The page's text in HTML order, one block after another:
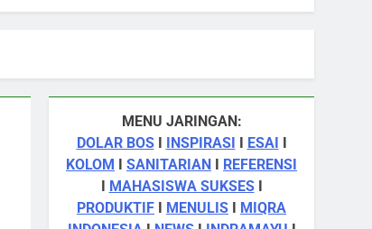
MENU JARINGAN:
DOLAR BOSI INSPIRASI I ESAI I
KOLOM I SANITARIAN I REFERENSI
I MAHASISWA SUKSESI
PRODUKTIF I MENULIS I MIQRA